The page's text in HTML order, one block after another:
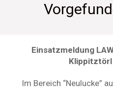
Einsatzmeldung
Im Bereich “Neulucke”